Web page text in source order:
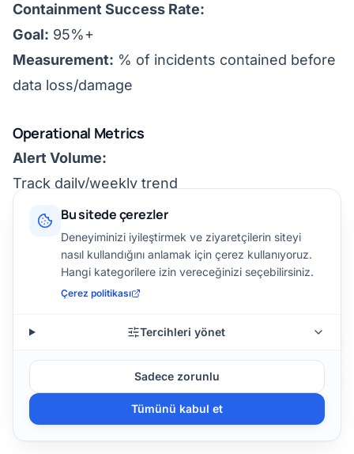
Containment Success Rate:
Goal: 95%+
Measurement: % of incidents contained before
data loss/damage
Operational Metrics
Alert Volume:
Track daily/weekly trend
Goal: Decreasing false positives over time
Escalation Rate:
Tier 1 → Tier 2: <20%
Critical: <1%
High: 5-10%
Medium: 20-30%
Bu sitede çerezler
Deneyiminizi iyileştirmek ve ziyaretçilerin siteyi
nasıl kullandığını anlamak için çerez kullanıyoruz.
Hangi kategorilere izin vereceğinizi seçebilirsiniz.
Çerez politikası
Tercihleri yönet
Sadece zorunlu
Tümünü kabul et